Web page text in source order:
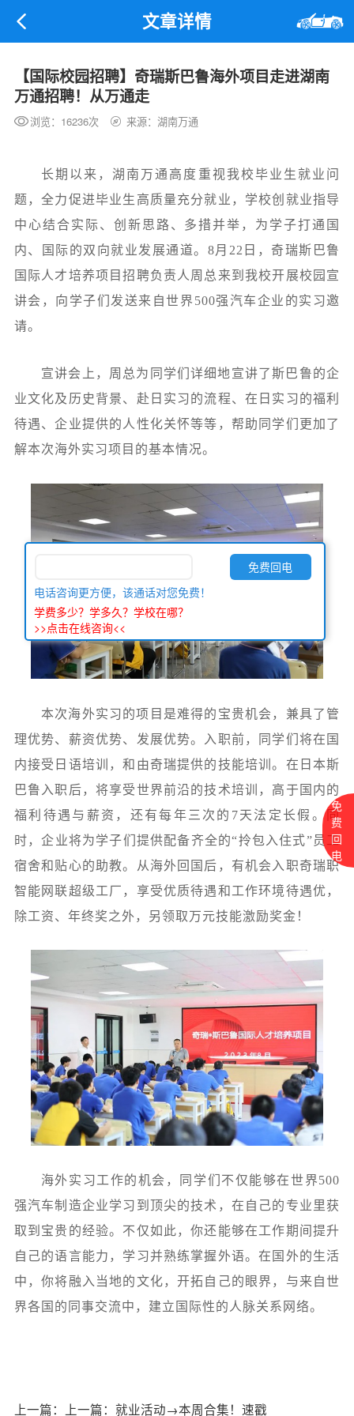
文章详情
【国际校园招聘】奇瑞斯巴鲁海外项目走进湖南
万通招聘！从万通走
浏览：16236次 来源：湖南万通
长期以来，湖南万通高度重视我校毕业生就业问
题，全力促进毕业生高质量充分就业，学校创就业指导
中心结合实际、创新思路、多措并举，为学子打通国
内、国际的双向就业发展通道。8月 22 日，奇瑞斯巴鲁
国际人才培养项目招聘负责人周总来到我校开展校园宣
讲会，向学子们发送来自世界500强汽车企业的实习邀
请。
宣讲会上，周总为同学们详细地宣讲了斯巴鲁的企
业文化及历史背景、赴日实习的流程、在日实习的福利
待遇、企业提供的人性化关怀等等， 帮助同学们更加了
解本次海外实习项目的基本情况。
本次海外实习的项目是难得的宝贵机会 ，兼具了管
理优势、薪资优势、发展优势。入职前，同学们将在国
内接受日语培训，和由奇瑞提供的技能培训。 在日本斯
巴鲁 入职后，将享受世界前沿的技术培训，高于国内的
福利待遇与薪资，还有每年三次的7天法定长假。同
时，企业将为学子们提供配备齐全的“拎包入住式”员工
宿舍和贴心的助教。
从海外回国后，有机会入职奇瑞职
智能网联超级工厂， 享受优质待遇和工作环境待遇优 ，
除工资、年终奖之外，另领取万元技能激励奖金 ！
海外实习工作的机会，同学们不仅能够在世界500
强汽车制造企业学习到顶尖的技术，在自己的专业里获
取到宝贵的经验。不仅如此，你还能够在工作期间提升
自己的语言能力，学习并熟练掌握外语。在国外的生活
中，你将融入当地的文化，开拓自己的眼界，与来自世
界各国的同事交流中，建立国际性的人脉关系网络。
上一篇： 上一篇： 就业活动→本周合集！速戳
免
费
回
电
电话咨询更方便，该通话对您免费！
学费多少？学多久？学校在哪？
>>点击在线咨询<<